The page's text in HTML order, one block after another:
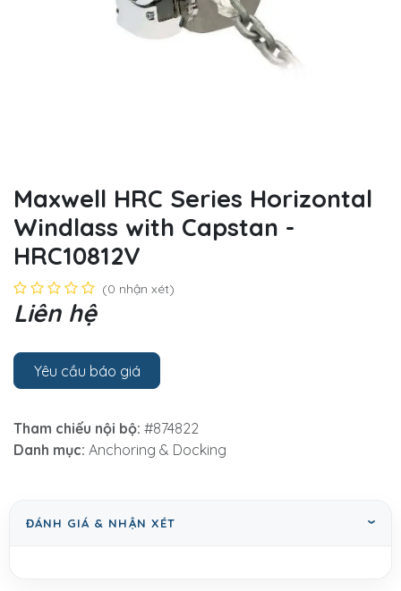
Maxwell HRC Series Horizontal
Windlass with Capstan -
HRC10812V
(0 nhận xét)
Liên hệ
Yêu cầu báo giá
Tham chiếu nội bộ: #874822
Danh mục: Anchoring & Docking
ĐÁNH GIÁ & NHẬN XÉT